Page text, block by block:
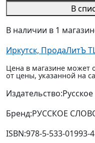
В
В наличии в 1
Иркутск, ПродаЛитЪ
Цена в магазине может
от цены, указанной на
Издательство:
Бренд:РУССКОЕ
ISBN:978-5-533-01993-4